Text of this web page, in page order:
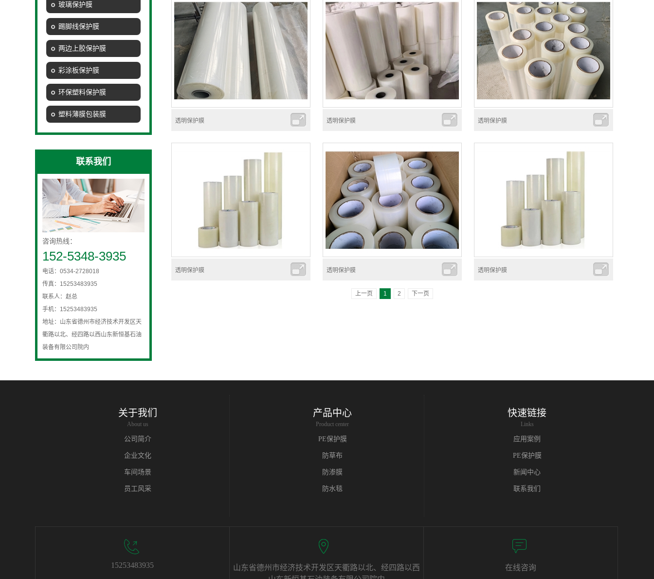
玻璃保护膜
踢脚线保护膜
两边上胶保护膜
彩涂板保护膜
环保塑料保护膜
塑料薄膜包装膜
联系我们
咨询热线：
152-5348-3935
电话：0534-2728018
传真：15253483935
联系人：赵总
手机：15253483935
地址：山东省德州市经济技术开发区天
衢路以北、经四路以西山东新恒基石油
装备有限公司院内
透明保护膜 透明保护膜 透明保护膜
透明保护膜 透明保护膜 透明保护膜
上一页 1 2 下一页
关于我们
About us
公司简介
企业文化
车间场景
员工风采
产品中心
Product center
PE保护膜
防草布
防渗膜
防水毯
快速链接
Links
应用案例
PE保护膜
新闻中心
联系我们
15253483935
山东省德州市经济技术开发区天衢路以北、经四路以西
在线咨询